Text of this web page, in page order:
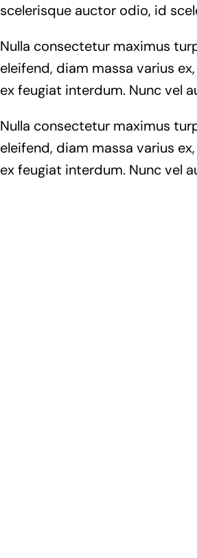
scelerisque auctor odio, id
Nulla consectetur maximus
eleifend, diam massa varius
ex feugiat interdum. Nunc vel
Nulla consectetur maximus
eleifend, diam massa varius
ex feugiat interdum. Nunc vel